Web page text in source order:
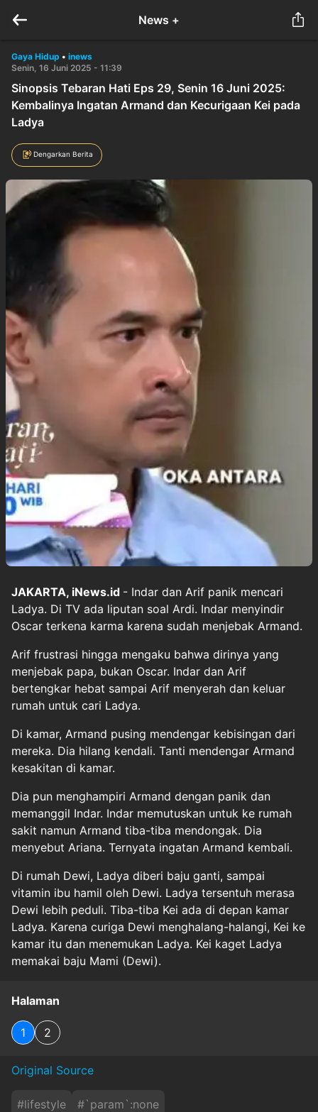
News +
Gaya Hidup • inews
Senin, 16 Juni 2025 - 11:39
Sinopsis Tebaran Hati Eps 29, Senin 16 Juni 2025:
Kembalinya Ingatan Armand dan Kecurigaan Kei pada
Ladya
Dengarkan Berita
JAKARTA, iNews.id - Indar dan Arif panik mencari
Ladya. Di TV ada liputan soal Ardi. Indar menyindir
Oscar terkena karma karena sudah menjebak Armand.
Arif frustrasi hingga mengaku bahwa dirinya yang
menjebak papa, bukan Oscar. Indar dan Arif
bertengkar hebat sampai Arif menyerah dan keluar
rumah untuk cari Ladya.
Di kamar, Armand pusing mendengar kebisingan dari
mereka. Dia hilang kendali. Tanti mendengar Armand
kesakitan di kamar.
Dia pun menghampiri Armand dengan panik dan
memanggil Indar. Indar memutuskan untuk ke rumah
sakit namun Armand tiba-tiba mendongak. Dia
menyebut Ariana. Ternyata ingatan Armand kembali.
Di rumah Dewi, Ladya diberi baju ganti, sampai
vitamin ibu hamil oleh Dewi. Ladya tersentuh merasa
Dewi lebih peduli. Tiba-tiba Kei ada di depan kamar
Ladya. Karena curiga Dewi menghalang-halangi, Kei ke
kamar itu dan menemukan Ladya. Kei kaget Ladya
memakai baju Mami (Dewi).
Halaman
1 2
Original Source
#lifestyle #`param`:none